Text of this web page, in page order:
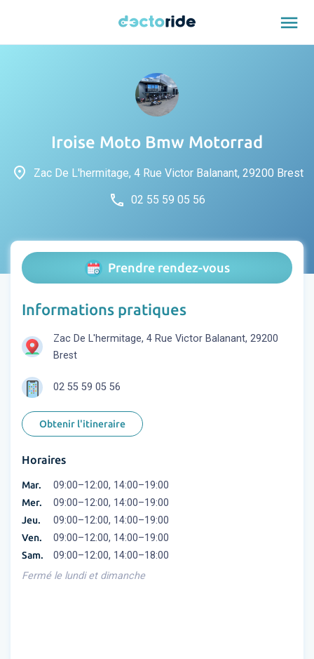
menu
Iroise Moto Bmw Motorrad
place Zac De L'hermitage, 4 Rue Victor Balanant, 29200 Brest
phone 02 55 59 05 56
Prendre rendez-vous
Informations pratiques
Zac De L'hermitage, 4 Rue Victor Balanant, 29200
Brest
02 55 59 05 56
Obtenir l'itineraire
Horaires
Mar. 09:00–12:00, 14:00–19:00
Mer. 09:00–12:00, 14:00–19:00
Jeu. 09:00–12:00, 14:00–19:00
Ven. 09:00–12:00, 14:00–19:00
Sam.
09:00–12:00, 14:00–18:00
Fermé le lundi et dimanche